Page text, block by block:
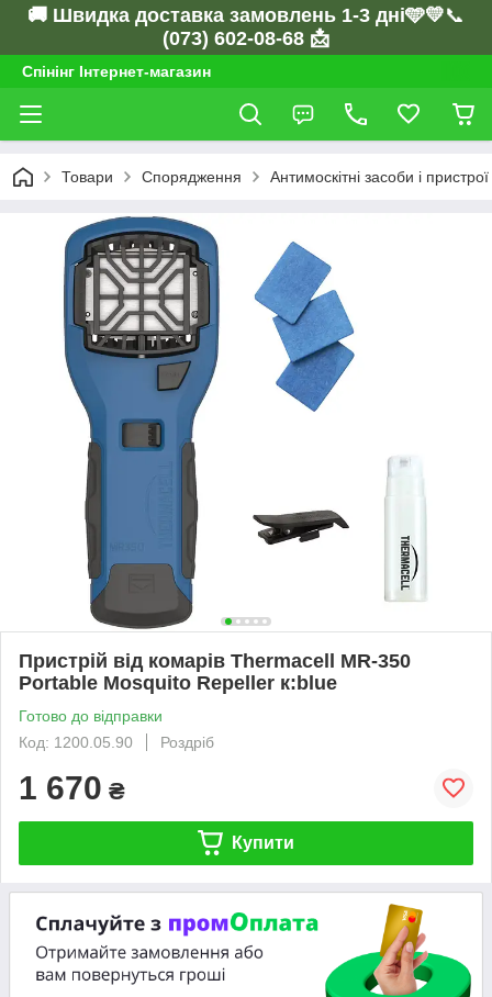
🚚 Швидка доставка замовлень 1-3 дні🩵💛📞
(073) 602-08-68 📩
Спінінг Інтернет-магазин
Товари Спорядження Антимоскітні засоби і пристрої
Пристрій від комарів Thermacell MR-350
Portable Mosquito Repeller к:blue
Готово до відправки
Код: 1200.05.90
Роздріб
1 670 ₴
Купити